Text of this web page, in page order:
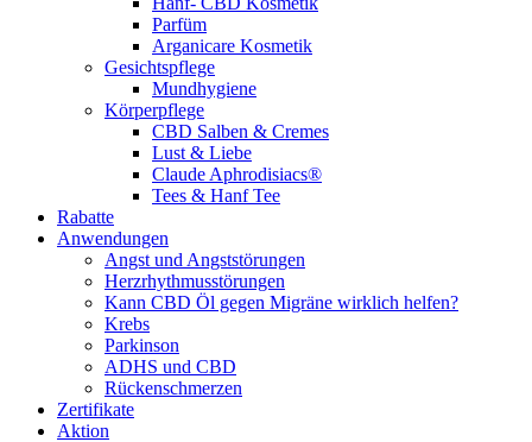
Parfüm
Arganicare Kosmetik
Gesichtspflege
Mundhygiene
Körperpflege
CBD Salben & Cremes
Lust & Liebe
Claude Aphrodisiacs®
Tees & Hanf Tee
Rabatte
Anwendungen
Angst und Angststörungen
Herzrhythmusstörungen
Kann CBD Öl gegen Migräne wirklich helfen?
Krebs
Parkinson
ADHS und CBD
Rückenschmerzen
Zertifikate
Aktion